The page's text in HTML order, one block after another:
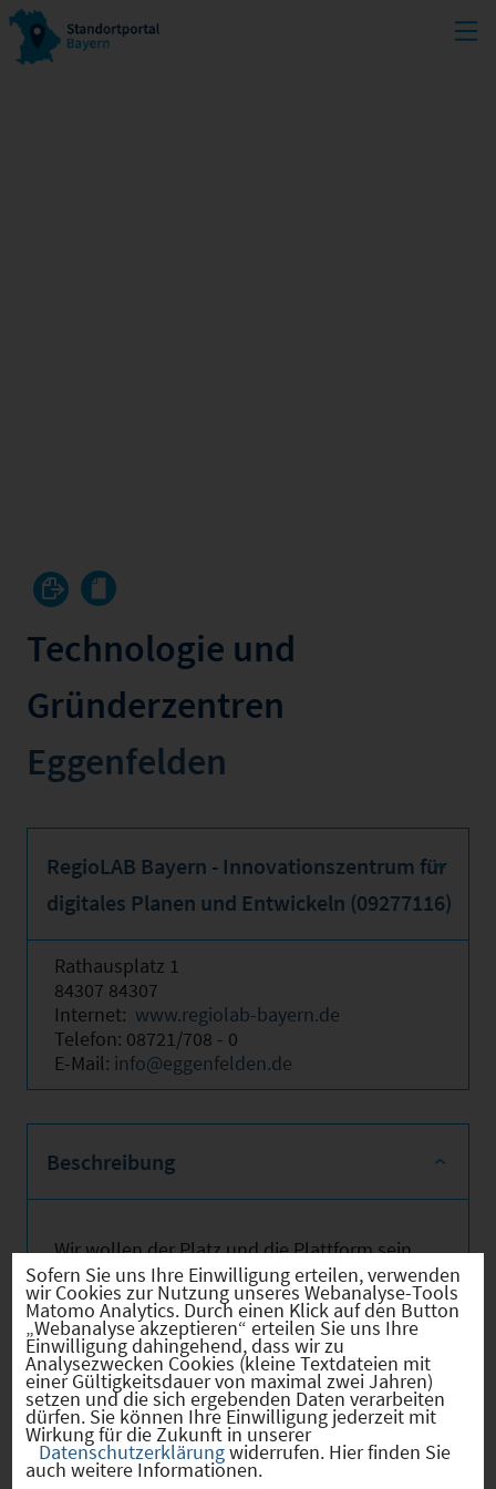
Technologie und
Gründerzentren
Eggenfelden
RegioLAB Bayern - Innovationszentrum für
digitales Planen und Entwickeln (09277116)
Rathausplatz 1
84307 84307
Internet: www.regiolab-bayern.de
Telefon: 08721/708 - 0
E-Mail: info@eggenfelden.de
Beschreibung
Wir wollen der Platz und die Plattform sein,
wo Zukunft erprobt und Realisierung
beschleunigt wird. Dazu stellen wir
modernste digitale Techniken, fachkundige
Begleitung und eine kreative Atmosphäre
bereit. Wir schaffen Aha-Erlebnisse, die
begeistern, Ängste vor Veränderung
abbauen und zum Umsetzen motivieren.
Prozesse werden beschleunigt und
Entwicklungskosten gesenkt. Damit
Sofern Sie uns Ihre Einwilligung erteilen, verwenden
wir Cookies zur Nutzung unseres Webanalyse-Tools
Matomo Analytics. Durch einen Klick auf den Button
„Webanalyse akzeptieren“ erteilen Sie uns Ihre
Einwilligung dahingehend, dass wir zu
Analysezwecken Cookies (kleine Textdateien mit
einer Gültigkeitsdauer von maximal zwei Jahren)
setzen und die sich ergebenden Daten verarbeiten
dürfen. Sie können Ihre Einwilligung jederzeit mit
Wirkung für die Zukunft in unserer
Datenschutzerklärungwiderrufen. Hier finden Sie
auch weitere Informationen.